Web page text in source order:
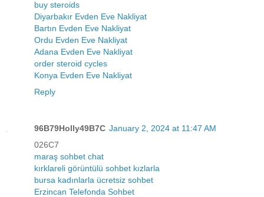
buy steroids
Diyarbakır Evden Eve Nakliyat
Bartın Evden Eve Nakliyat
Ordu Evden Eve Nakliyat
Adana Evden Eve Nakliyat
order steroid cycles
Konya Evden Eve Nakliyat
Reply
96B79Holly49B7C January 2, 2024 at 11:47 AM
026C7
maraş sohbet chat
kırklareli görüntülü sohbet kızlarla
bursa kadınlarla ücretsiz sohbet
Erzincan Telefonda Sohbet